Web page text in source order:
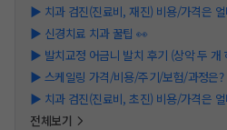
▶ 치과 검진(진료비, 재진) 비용/가격은
▶ 신경치료 치과 꿀팁 👀
▶ 발치교정 어금니 발치 후기 (상악 두 개
▶ 스케일링 가격/비용/주기/보험/과정은?
▶ 치과 검진(진료비, 초진) 비용/가격은
전체보기